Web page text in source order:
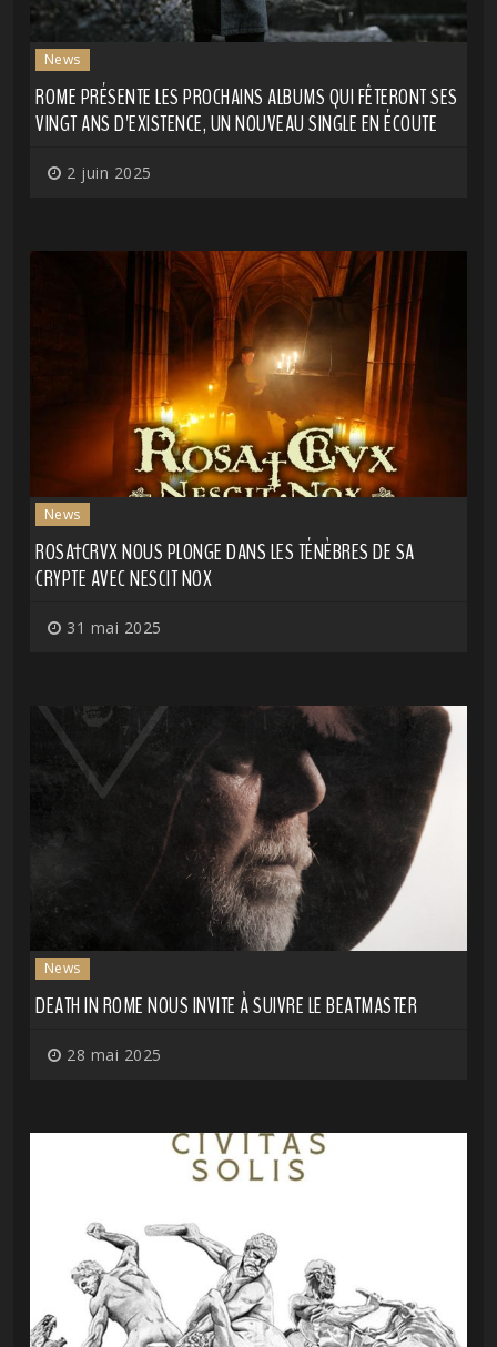
News
ROME PRÉSENTE LES PROCHAINS ALBUMS QUI FÊTERONT SES
VINGT ANS D'EXISTENCE, UN NOUVEAU SINGLE EN ÉCOUTE
2 juin 2025
News
ROSA†CRVX NOUS PLONGE DANS LES TÉNÈBRES DE SA
CRYPTE AVEC NESCIT NOX
31 mai 2025
News
DEATH IN ROME NOUS INVITE À SUIVRE LE BEATMASTER
28 mai 2025